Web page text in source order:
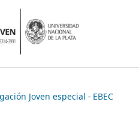
Joven especial - EBEC